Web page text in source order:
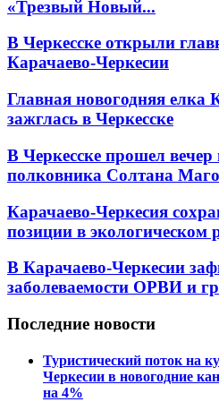
«Трезвый Новый...
В Черкесске открыли
Карачаево-Черкесии
Главная новогодняя елка
зажглась в Черкесске
В Черкесске прошел вечер
полковника Солтана
Карачаево-Черкесия
позиции в экологическом
В Карачаево-Черкесии
заболеваемости ОРВИ и
Последние новости
Туристический поток на
Черкесии в новогодние
на 4%